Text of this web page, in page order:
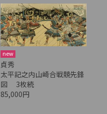
new
貞秀
太平記之内山崎合戦競先鋒
図 3枚続
85,000円